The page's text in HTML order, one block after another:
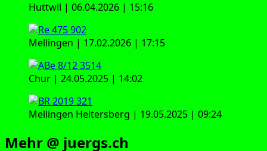
Huttwil | 06.04.2026 | 15:16
Mellingen | 17.02.2026 | 17:15
Chur | 24.05.2025 | 14:02
Mellingen Heitersberg | 19.05.2025 | 09:24
Mehr @ juergs.ch